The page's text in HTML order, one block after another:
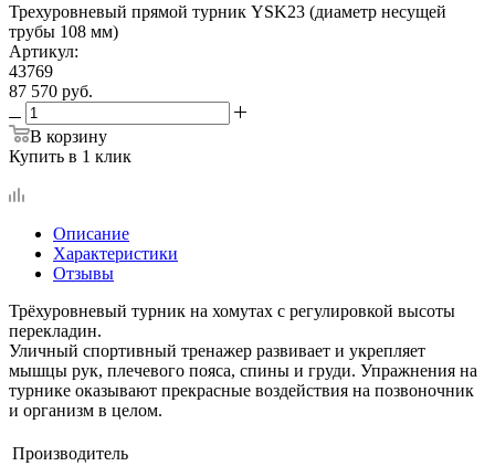
Трехуровневый прямой турник YSK23 (диаметр несущей
трубы 108 мм)
Артикул:
43769
87 570 руб.
В корзину
Купить в 1 клик
Описание
Характеристики
Отзывы
Трёхуровневый турник на хомутах с регулировкой высоты
перекладин.
Уличный спортивный тренажер развивает и укрепляет
мышцы рук, плечевого пояса, спины и груди. Упражнения на
турнике оказывают прекрасные воздействия на позвоночник
и организм в целом.
Производитель